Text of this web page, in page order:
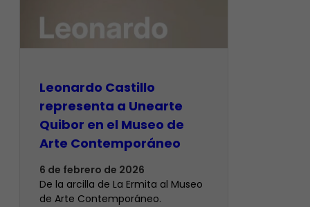
Leonardo Castillo
representa a Unearte
Quibor en el Museo de
Arte Contemporáneo
6 de febrero de 2026
De la arcilla de La Ermita al Museo
de Arte Contemporáneo.